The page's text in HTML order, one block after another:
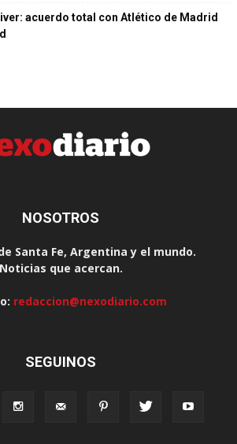
acuerdo total con Atlético de Madrid
NOSOTROS
Santa Fe, Argentina y el mundo.
Noticias que acercan.
redaccion@nexodiario.com
SEGUINOS